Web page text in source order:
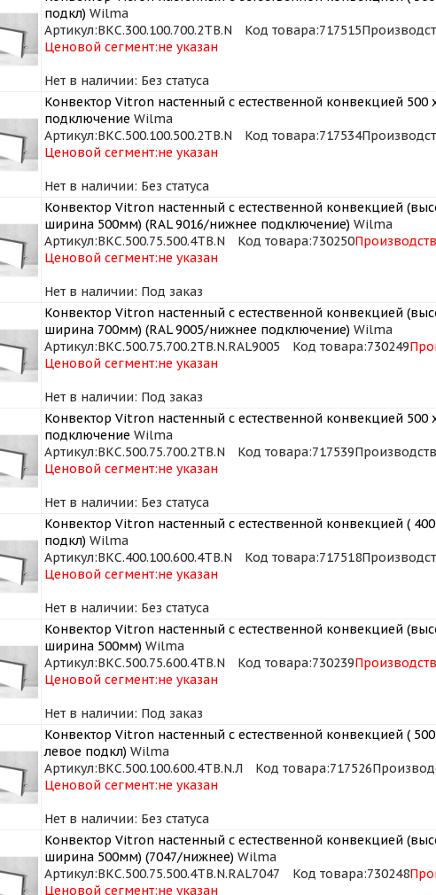
подкл) Wilma
Артикул:ВКС.300.100.700.2ТВ.N Код товара:717515
Ценовой сегмент:не указан
Нет в наличии: Без статуса
Конвектор Vitron настенный с естественной конвекцией 500
подключение Wilma
Артикул:ВКС.500.100.500.2ТВ.N Код товара:717534
Ценовой сегмент:не указан
Нет в наличии: Без статуса
Конвектор Vitron настенный с естественной конвекцией
ширина 500мм) (RAL 9016/нижнее подключение) Wilma
Артикул:ВКС.500.75.500.4ТВ.N Код товара:730250
Ценовой сегмент:не указан
Нет в наличии: Под заказ
Конвектор Vitron настенный с естественной конвекцией
ширина 700мм) (RAL 9005/нижнее подключение) Wilma
Артикул:ВКС.500.75.700.2ТВ.N.RAL9005 Код товара:730249
Ценовой сегмент:не указан
Нет в наличии: Под заказ
Конвектор Vitron настенный с естественной конвекцией 500
подключение Wilma
Артикул:ВКС.500.75.700.2ТВ.N Код товара:717539
Ценовой сегмент:не указан
Нет в наличии: Без статуса
Конвектор Vitron настенный с естественной конвекцией (
подкл) Wilma
Артикул:ВКС.400.100.600.4ТВ.N Код товара:717518
Ценовой сегмент:не указан
Нет в наличии: Без статуса
Конвектор Vitron настенный с естественной конвекцией
ширина 500мм) Wilma
Артикул:ВКС.500.75.600.4ТВ.N Код товара:730239
Ценовой сегмент:не указан
Нет в наличии: Под заказ
Конвектор Vitron настенный с естественной конвекцией (
левое подкл) Wilma
Артикул:ВКС.500.100.600.4ТВ.N.Л Код товара:717526
Ценовой сегмент:не указан
Нет в наличии: Без статуса
Конвектор Vitron настенный с естественной конвекцией
ширина 500мм) (7047/нижнее) Wilma
Артикул:ВКС.500.75.500.4ТВ.N.RAL7047 Код товара:730248
Ценовой сегмент:не указан